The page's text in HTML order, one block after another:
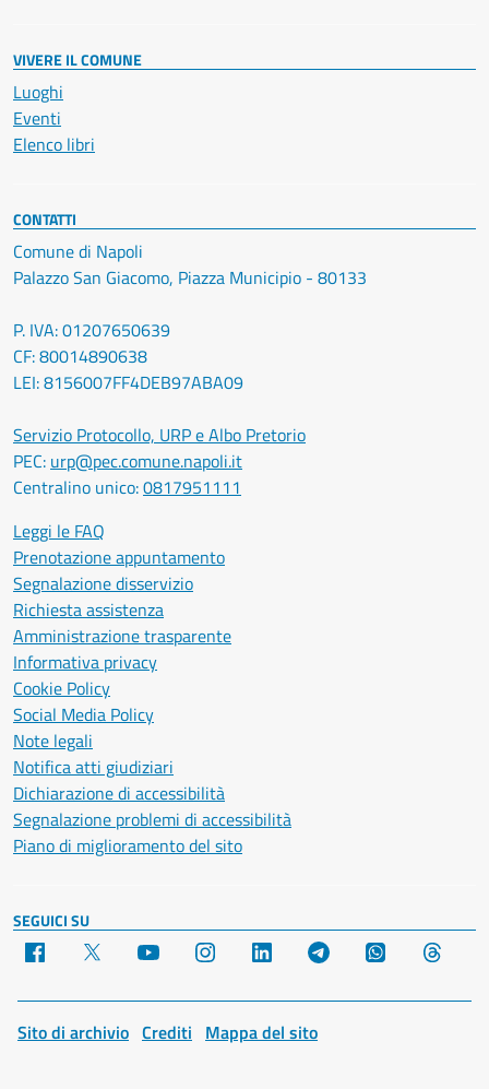
VIVERE IL COMUNE
Luoghi
Eventi
Elenco libri
CONTATTI
Comune di Napoli
Palazzo San Giacomo, Piazza Municipio - 80133
P. IVA: 01207650639
CF: 80014890638
LEI: 8156007FF4DEB97ABA09
Servizio Protocollo, URP e Albo Pretorio
PEC: urp@pec.comune.napoli.it
Centralino unico:0817951111
Leggi le FAQ
Prenotazione appuntamento
Segnalazione disservizio
Richiesta assistenza
Amministrazione trasparente
Informativa privacy
Cookie Policy
Social Media Policy
Note legali
Notifica atti giudiziari
Dichiarazione di accessibilità
Segnalazione problemi di accessibilità
Piano di miglioramento del sito
SEGUICI SU
Facebook YouTube Instagram LinkedIn Telegram WhatsApp
Sito di archivio Crediti Mappa del sito